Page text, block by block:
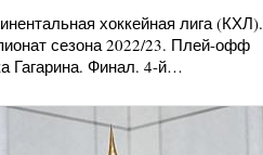
хоккейная лига (КХЛ).
сезона 2022/23. Плей-офф
Гагарина. Финал. 4-й…